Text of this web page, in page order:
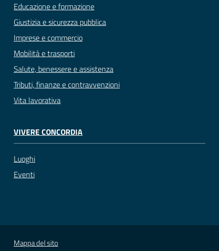
Educazione e formazione
Giustizia e sicurezza pubblica
Imprese e commercio
Mobilità e trasporti
Salute, benessere e assistenza
Tributi, finanze e contravvenzioni
Vita lavorativa
VIVERE CONCORDIA
Luoghi
Eventi
Mappa del sito